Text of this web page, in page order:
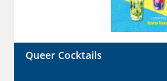
Queer Cocktails